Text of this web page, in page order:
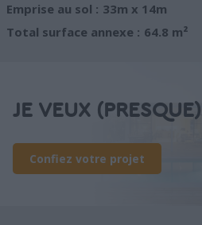
Emprise au sol : 33m x 14m
Total surface annexe : 64.8 m²
JE VEUX
Confiez votre projet